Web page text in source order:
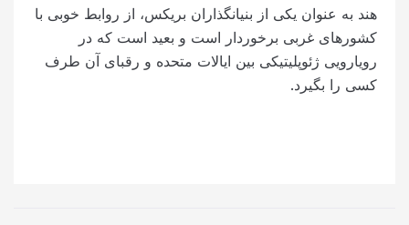
هند به عنوان یکی از بنیانگذاران بریکس، از روابط خوبی با
کشورهای غربی برخوردار است و بعید است که در
رویارویی ژئوپلیتیکی بین ایالات متحده و رقبای آن طرف
کسی را بگیرد.